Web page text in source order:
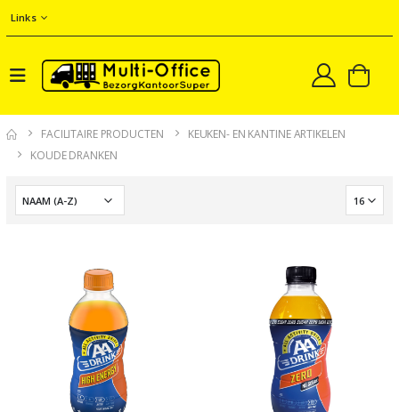
Links
FACILITAIRE PRODUCTEN
KEUKEN- EN KANTINE ARTIKELEN
KOUDE DRANKEN